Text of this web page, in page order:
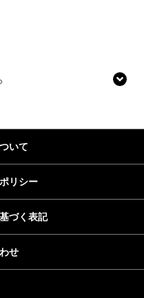
いて
リシー
づく表記
せ